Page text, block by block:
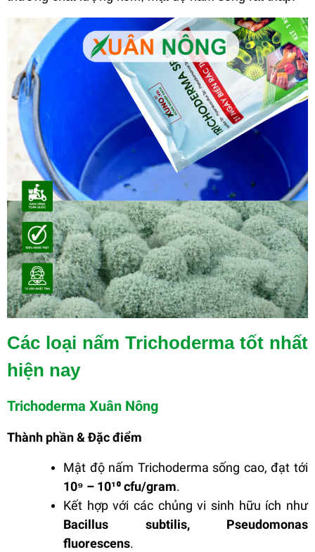
Các loại nấm Trichoderma tốt nhất
hiện nay
Trichoderma Xuân Nông
Thành phần & Đặc điểm
Mật độ nấm Trichoderma sống cao, đạt tới
10⁹ – 10¹⁰ cfu/gram.
Kết hợp với các chủng vi sinh hữu ích như
Bacillus subtilis, Pseudomonas
fluorescens.